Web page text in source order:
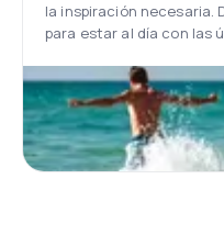
la inspiración necesaria.
para estar al día con las